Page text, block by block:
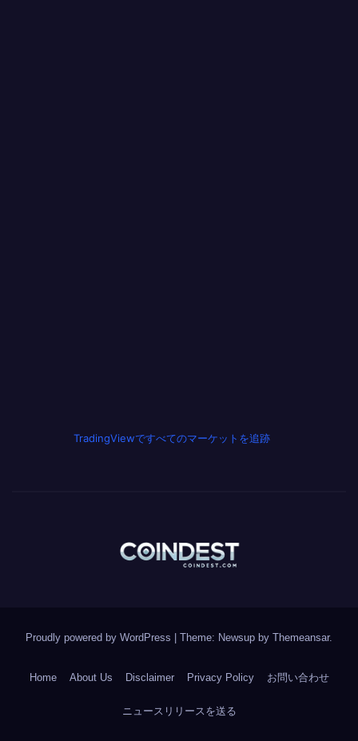
TradingViewですべてのマーケットを追跡
Proudly powered by WordPress Theme: Newsup by Themeansar.
Home About Us Disclaimer Privacy Policy お問い合わせ
ニュースリリースを送る